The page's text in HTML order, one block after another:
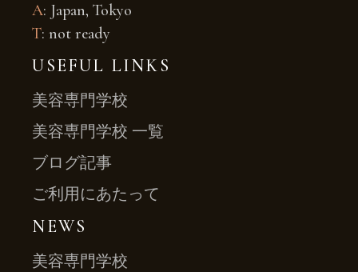
A: Japan, Tokyo
T: not ready
USEFUL LINKS
美容専門学校
美容専門学校 一覧
ブログ記事
ご利用にあたって
NEWS
美容専門学校